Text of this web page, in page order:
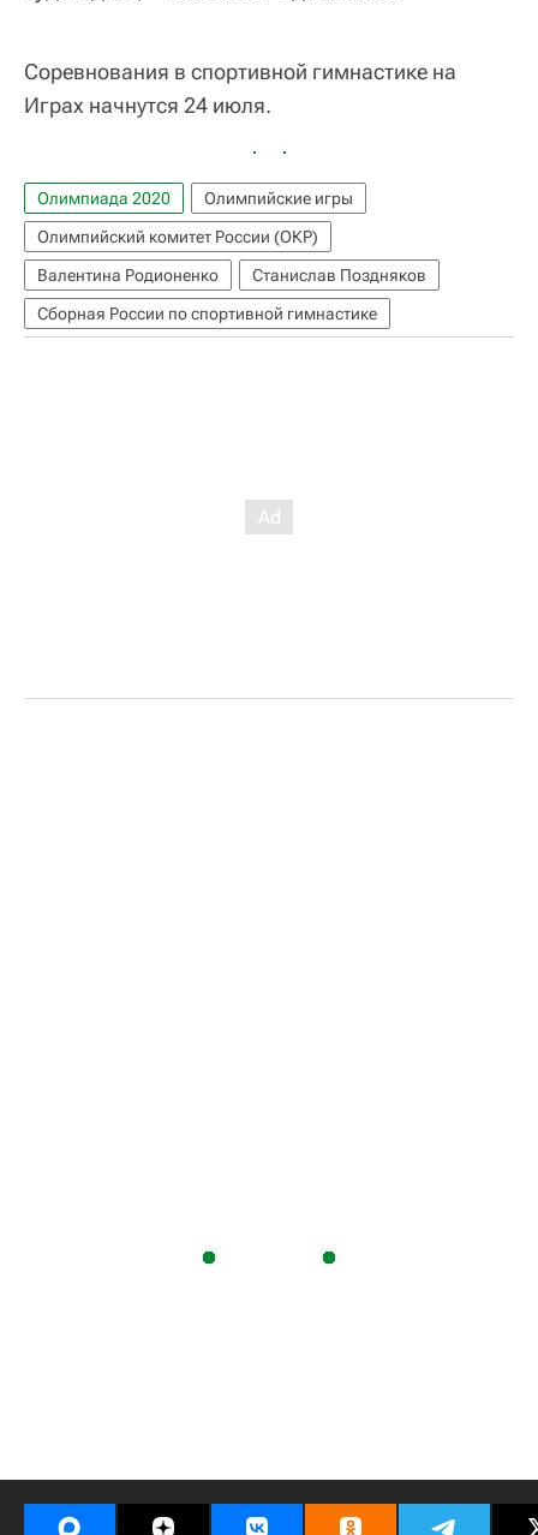
Соревнования в спортивной гимнастике на
Играх начнутся 24 июля.
Олимпиада 2020
Олимпийские игры
Олимпийский комитет России (ОКР)
Валентина Родионенко
Станислав Поздняков
Сборная России по спортивной гимнастике